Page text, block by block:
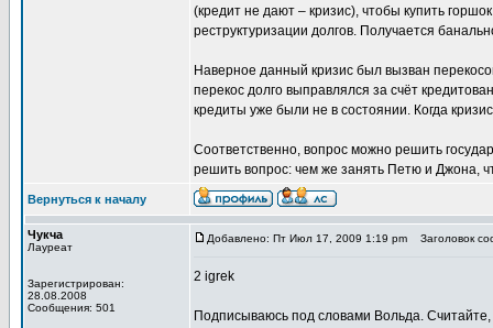
(кредит не дают – кризис), чтобы купить
реструктуризации долгов. Получается
Наверное данный кризис был вызван
перекос долго выправлялся за счёт
кредиты уже были не в состоянии. Когда
Соответственно, вопрос можно решить
решить вопрос: чем же занять Петю и Джона,
Вернуться к началу
Чукча
Лауреат
Зарегистрирован:
28.08.2008
Сообщения: 501
Добавлено: Пт Июл 17, 2009 1:19 pm Заголовок
2 igrek
Подписываюсь под словами Вольда. Считайте,